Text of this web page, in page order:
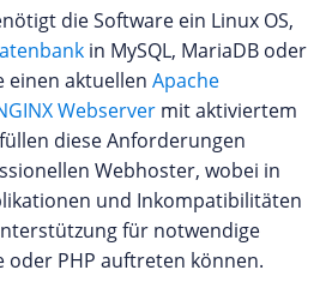
die Software ein Linux OS,
in MySQL, MariaDB oder
einen aktuellen Apache
Webserver mit aktiviertem
diese Anforderungen
Webhoster, wobei in
und Inkompatibilitäten
für notwendige
oder PHP auftreten können.